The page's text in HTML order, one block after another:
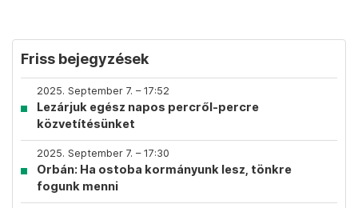
Friss bejegyzések
2025. September 7. – 17:52
Lezárjuk egész napos percről-percre
közvetítésünket
2025. September 7. – 17:30
Orbán: Ha ostoba kormányunk lesz, tönkre
fogunk menni